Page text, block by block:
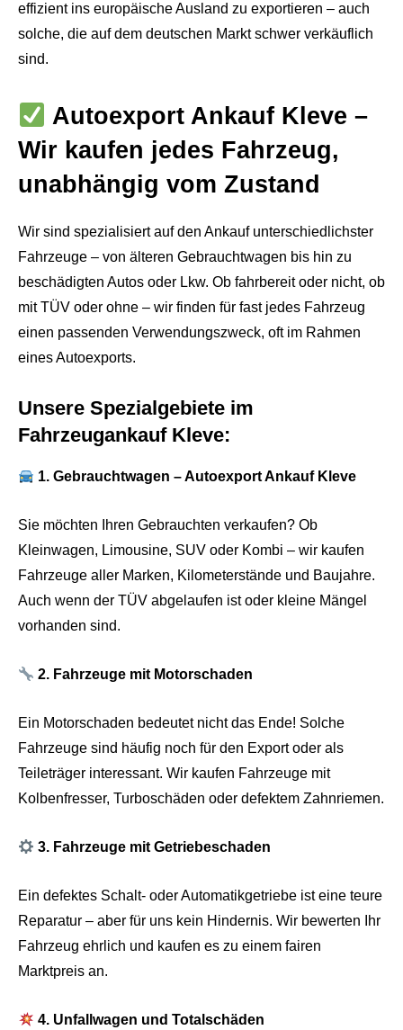
effizient ins europäische Ausland zu exportieren – auch
solche, die auf dem deutschen Markt schwer verkäuflich
sind.
Autoexport Ankauf Kleve –
Wir kaufen jedes Fahrzeug,
unabhängig vom Zustand
Wir sind spezialisiert auf den Ankauf unterschiedlichster
Fahrzeuge – von älteren Gebrauchtwagen bis hin zu
beschädigten Autos oder Lkw. Ob fahrbereit oder nicht, ob
mit TÜV oder ohne – wir finden für fast jedes Fahrzeug
einen passenden Verwendungszweck, oft im Rahmen
eines Autoexports.
Unsere Spezialgebiete im
Fahrzeugankauf Kleve:
1. Gebrauchtwagen – Autoexport Ankauf Kleve
Sie möchten Ihren Gebrauchten verkaufen? Ob
Kleinwagen, Limousine, SUV oder Kombi – wir kaufen
Fahrzeuge aller Marken, Kilometerstände und Baujahre.
Auch wenn der TÜV abgelaufen ist oder kleine Mängel
vorhanden sind.
2. Fahrzeuge mit Motorschaden
Ein Motorschaden bedeutet nicht das Ende! Solche
Fahrzeuge sind häufig noch für den Export oder als
Teileträger interessant. Wir kaufen Fahrzeuge mit
Kolbenfresser, Turboschäden oder defektem Zahnriemen.
3. Fahrzeuge mit Getriebeschaden
Ein defektes Schalt- oder Automatikgetriebe ist eine teure
Reparatur – aber für uns kein Hindernis. Wir bewerten Ihr
Fahrzeug ehrlich und kaufen es zu einem fairen
Marktpreis an.
4. Unfallwagen und Totalschäden